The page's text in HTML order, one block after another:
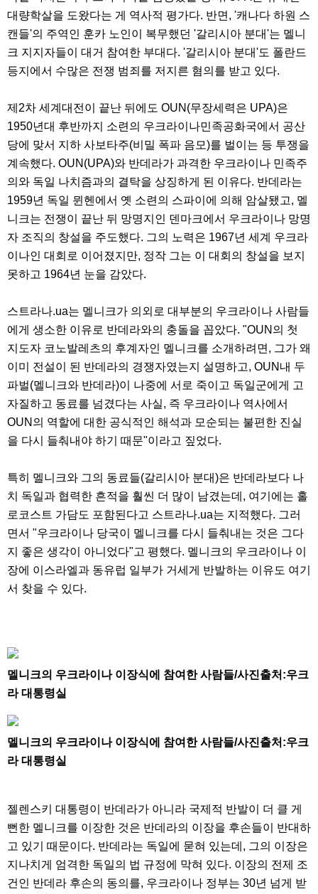
대량학살을 도왔다는 게 역사적 평가다. 반면, '캐나다 하원 스
캔들'의 주역인 훈카 노인이 복무했던 '갈리시아 분대'는 멜니
크 지지자들이 대거 참여한 부대다. '갈리시아 분대'도 폴란드
등지에서 수많은 전쟁 범죄를 저지른 혐의를 받고 있다.
제2차 세계대전이 끝난 뒤에도 OUN(무장세력은 UPA)은
1950년대 후반까지 소련의 우크라이나민족공화국에서 공산
당에 맞서 지하 사보타주(비밀 폭파 음모)를 벌이는 등 투쟁을
계속했다. OUN(UPA)와 반데라가 과격한 우크라이나 민족주
의와 독일 나치즘과의 결탁을 상징하게 된 이유다. 반데라는
1959년 독일 뮌헨에서 옛 소련의 스파이에 의해 암살됐고, 멜
니크는 전쟁이 끝난 뒤 망명지인 덴마크에서 우크라이나 망명
자 조직의 창설을 주도했다. 그의 노력은 1967년 세계 우크라
이나인 대회로 이어졌지만, 정작 그는 이 대회의 창설을 보지
못하고 1964년 눈을 감았다.
스트라나.ua는 멜니크가 의외로 대부분의 우크라이나 사람들
에게 생소한 이유로 반데라와의 충돌을 꼽았다. "OUN의 첫
지도자 코노발레츠의 후계자인 멜니크를 소개하려면, 그가 왜
이미 전설이 된 반데라의 경쟁자였는지 설명하고, OUN내 두
파벌(멜니크와 반데라)이 나중에 서로 죽이고 독일군에게 고
자질하고 동료를 넘겼다는 사실, 즉 우크라이나 역사에서
OUN의 역할에 대한 공식적인 해석과 모순되는 불편한 진실
을 다시 들춰내야 하기 때문"이라고 짚었다.
특히 멜니크와 그의 동료들(갈리시아 분대)은 반데라보다 나
치 독일과 협력한 흔적을 훨씬 더 많이 남겼는데, 여기에는 홀
로코스트 가담도 포함된다고 스트라나.ua는 지적했다. 그러
면서 "우크라이나 당국이 멜니크를 다시 들춰내는 것은 그다
지 좋은 생각이 아니었다"고 평했다. 멜니크의 우크라이나 이
장에 이스라엘과 동유럽 일부가 거세게 반발하는 이유도 여기
서 찾을 수 있다.
멜니크의 우크라이나 이장식에 참여한 사람들/사진출처:우크
라 대통령실
멜니크의 우크라이나 이장식에 참여한 사람들/사진출처:우크
라 대통령실
젤렌스키 대통령이 반데라가 아니라 국제적 반발이 더 클 게
뻔한 멜니크를 이장한 것은 반데라의 이장을 후손들이 반대하
고 있기 때문이다. 반데라는 독일에 묻혀 있는데, 그의 이장은
지나치게 엄격한 독일의 법 규정에 막혀 있다. 이장의 전제 조
건인 반데라 후손의 동의를, 우크라이나 정부는 30년 넘게 받